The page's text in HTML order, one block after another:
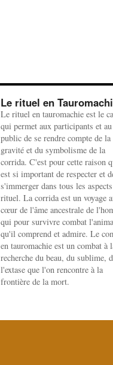
Le rituel en
Le rituel en tauromachie est le
qui permet aux participants et au
public de se rendre compte de la
gravité et du symbolisme de la
corrida. C'est pour cette raison
est si important de respecter et
s'immerger dans tous les
rituel. La corrida est un voyage
cœur de l'âme ancestrale de
qui pour survivre combat
qu'il comprend et admire. Le
en tauromachie est un combat à
recherche du beau, du sublime,
l'extase que l'on rencontre à la
frontière de la mort.